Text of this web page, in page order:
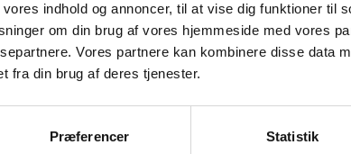
indhold og annoncer, til at vise dig funktioner til
om din brug af vores hjemmeside med vores
Vores partnere kan kombinere disse data
fra din brug af deres tjenester.
Præferencer Statistik
elevernes tarv
hos
og som har
Studievejledningen opsøger
i løbet af uddannelsens første
studieretningsvalg, opgaver,